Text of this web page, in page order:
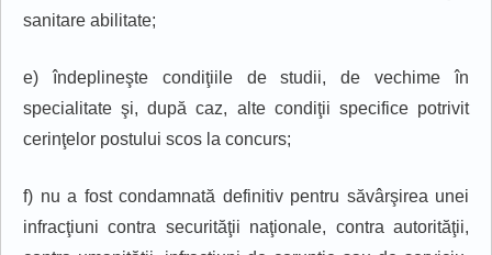
sanitare abilitate;
e) îndeplineşte condiţiile de studii, de vechime în
specialitate şi, după caz, alte condiţii specifice potrivit
cerinţelor postului scos la concurs;
f) nu a fost condamnată definitiv pentru săvârşirea unei
infracţiuni contra securităţii naţionale, contra autorităţii,